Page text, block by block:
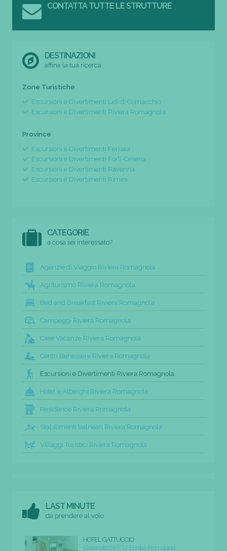
CONTATTA TUTTE LE STRUTTURE
DESTINAZIONI
affina la tua ricerca
Zone Turistiche
Escursioni e Divertimenti Lidi di Comacchio
Escursioni e Divertimenti Riviera Romagnola
Province
Escursioni e Divertimenti Ferrara
Escursioni e Divertimenti Forli-Cesena
Escursioni e Divertimenti Ravenna
Escursioni e Divertimenti Rimini
CATEGORIE
a cosa sei interessato?
Agenzie di Viaggio Riviera Romagnola
Agriturismo Riviera Romagnola
Bed and Breakfast Riviera Romagnola
Campeggi Riviera Romagnola
Case Vacanze Riviera Romagnola
Centri Benessere Riviera Romagnola
Escursioni e Divertimenti Riviera Romagnola
Hotel e Alberghi Riviera Romagnola
Residence Riviera Romagnola
Stabilimenti balneari Riviera Romagnola
Villaggi Turistici Riviera Romagnola
LAST MINUTE
da prendere al volo
HOTEL GATTUCCIO
Cesenatico (FC) / Emilia-Romagna